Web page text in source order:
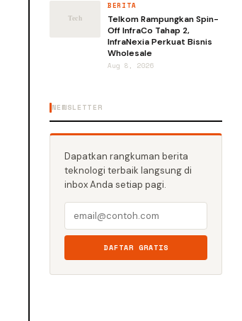
BERITA
Telkom Rampungkan Spin-
Off InfraCo Tahap 2,
InfraNexia Perkuat Bisnis
Wholesale
Aug 8, 2026
NEWSLETTER
Dapatkan rangkuman berita
teknologi terbaik langsung di
inbox Anda setiap pagi.
DAFTAR GRATIS